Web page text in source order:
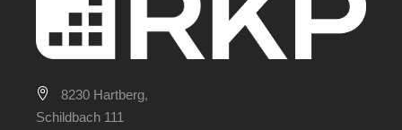
8230 Hartberg,
Schildbach 111